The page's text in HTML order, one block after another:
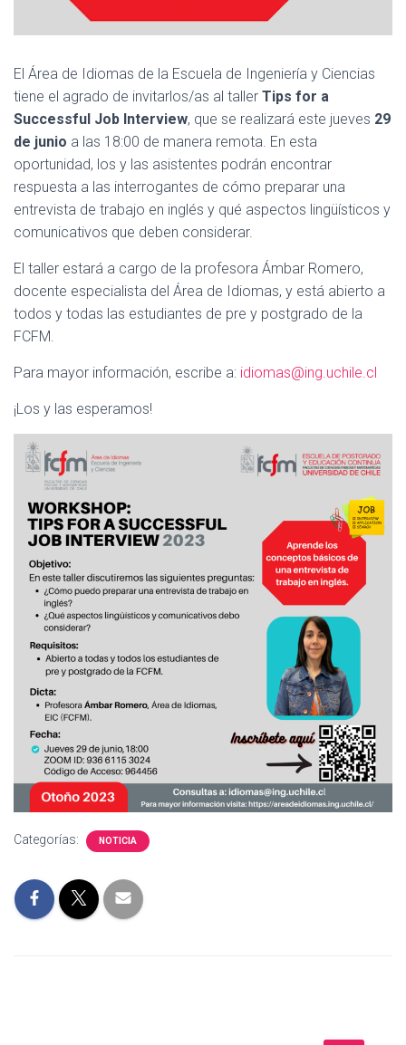
El Área de Idiomas de la Escuela de Ingeniería y Ciencias
tiene el agrado de invitarlos/as al taller Tips for a
Successful Job Interview, que se realizará este jueves 29
de junio a las 18:00 de manera remota. En esta
oportunidad, los y las asistentes podrán encontrar
respuesta a las interrogantes de cómo preparar una
entrevista de trabajo en inglés y qué aspectos lingüísticos y
comunicativos que deben considerar.
El taller estará a cargo de la profesora Ámbar Romero,
docente especialista del Área de Idiomas, y está abierto a
todos y todas las estudiantes de pre y postgrado de la
FCFM.
Para mayor información, escribe a: idiomas@ing.uchile.cl
¡Los y las esperamos!
Categorías: NOTICIA